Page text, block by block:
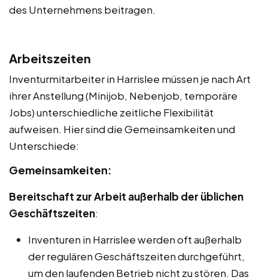
des Unternehmens beitragen.
Arbeitszeiten
Inventurmitarbeiter in Harrislee müssen je nach Art
ihrer Anstellung (Minijob, Nebenjob, temporäre
Jobs) unterschiedliche zeitliche Flexibilität
aufweisen. Hier sind die Gemeinsamkeiten und
Unterschiede:
Gemeinsamkeiten:
Bereitschaft zur Arbeit außerhalb der üblichen
Geschäftszeiten:
Inventuren in Harrislee werden oft außerhalb
der regulären Geschäftszeiten durchgeführt,
um den laufenden Betrieb nicht zu stören. Das